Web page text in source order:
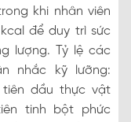
khi nhân viên
để duy trì sức
lượng. Tỷ lệ các
nhắc kỹ lưỡng:
tiên dầu thực vật
tinh bột phức